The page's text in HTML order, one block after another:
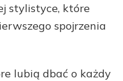
stylistyce, które
spojrzenia
lubią dbać o każdy